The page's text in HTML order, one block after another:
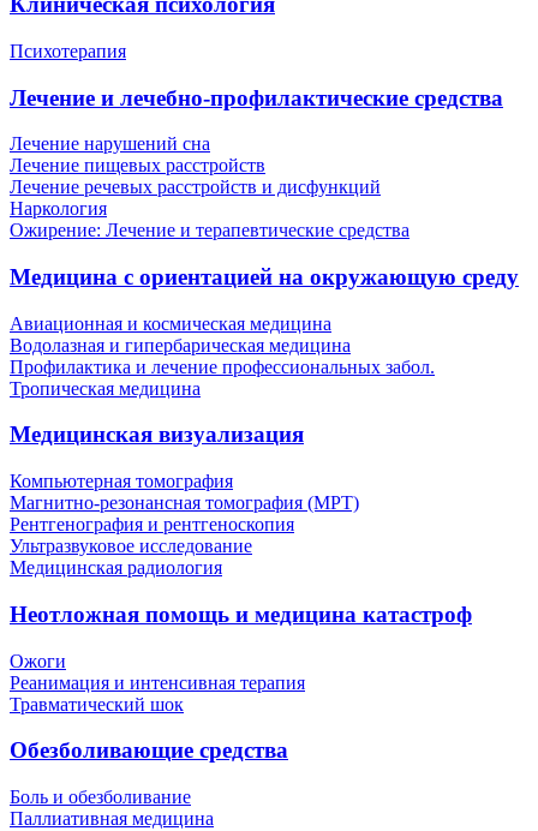
Психотерапия
Лечение и лечебно-профилактические средства
Лечение нарушений сна
Лечение пищевых расстройств
Лечение речевых расстройств и дисфункций
Наркология
Ожирение: Лечение и терапевтические средства
Медицина с ориентацией на окружающую среду
Авиационная и космическая медицина
Водолазная и гипербарическая медицина
Профилактика и лечение профессиональных забол.
Тропическая медицина
Медицинская визуализация
Компьютерная томография
Магнитно-резонансная томография (МРТ)
Рентгенография и рентгеноскопия
Ультразвуковое исследование
Медицинская радиология
Неотложная помощь и медицина катастроф
Ожоги
Реанимация и интенсивная терапия
Травматический шок
Обезболивающие средства
Боль и обезболивание
Паллиативная медицина